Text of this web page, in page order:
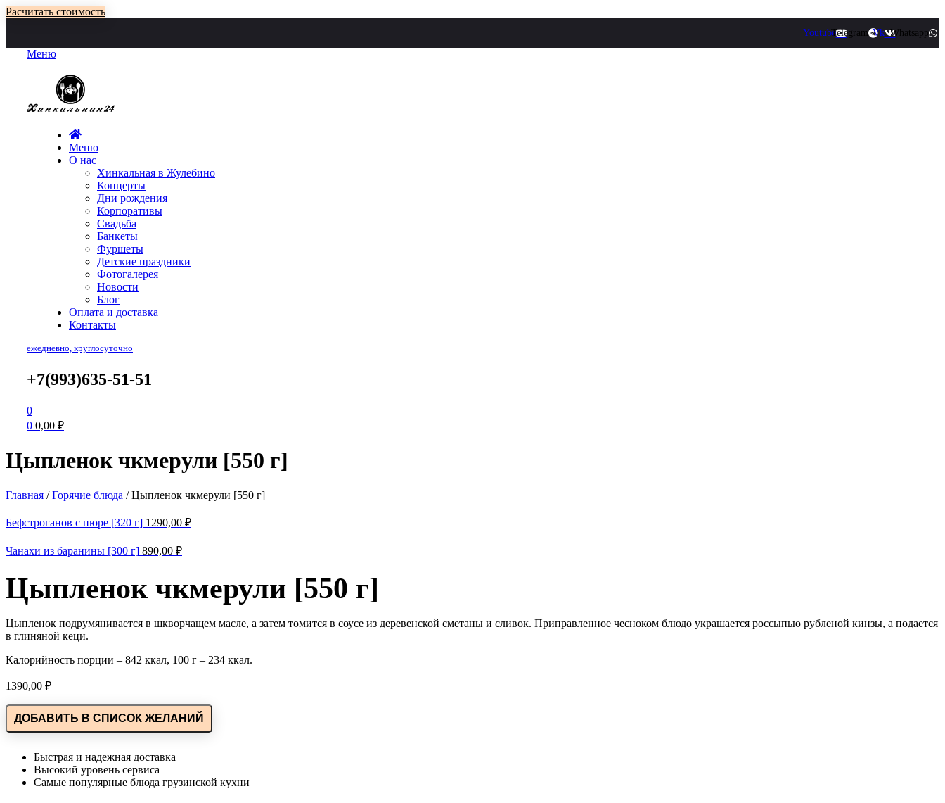
Расчитать стоимость
YoutubeTelegram Vk Whatsapp
Меню
Меню
О нас
Хинкальная в Жулебино
Концерты
Дни рождения
Корпоративы
Свадьба
Банкеты
Фуршеты
Детские праздники
Фотогалерея
Новости
Блог
Оплата и доставка
Контакты
ежедневно, круглосуточно
+7(993)635-51-51
0
0 0,00 ₽
Цыпленок чкмерули [550 г]
Главная /Горячие блюда /Цыпленок чкмерули [550 г]
Бефстроганов с пюре [320 г] 1290,00 ₽
Чанахи из баранины [300 г] 890,00 ₽
Цыпленок чкмерули [550 г]
Цыпленок подрумянивается в шкворчащем масле, а затем томится в соусе из деревенской сметаны и сливок. Приправленное чесноком блюдо украшается россыпью рубленой кинзы, а подается
в глиняной кеци.
Калорийность порции – 842 ккал, 100 г – 234 ккал.
1390,00 ₽
ДОБАВИТЬ В СПИСОК ЖЕЛАНИЙ
Быстрая и надежная доставка
Высокий уровень сервиса
Самые популярные блюда грузинской кухни